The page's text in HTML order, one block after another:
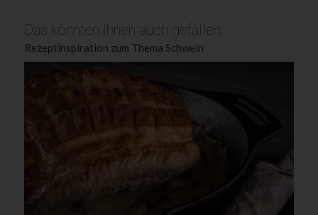
Das könnten Ihnen auch gefallen
Rezeptinspiration zum Thema Schwein